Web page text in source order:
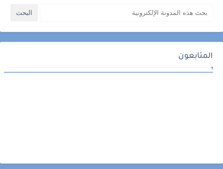
المتابعون